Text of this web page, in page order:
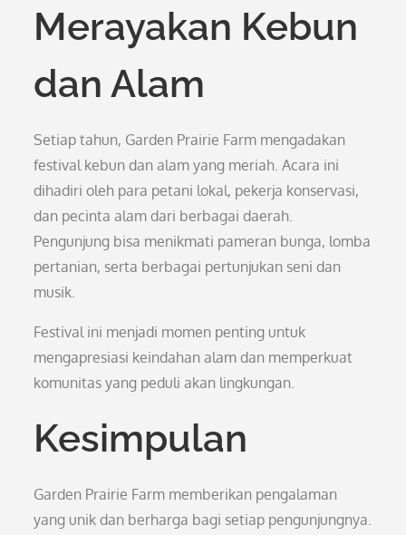
Merayakan Kebun
dan Alam
Setiap tahun, Garden Prairie Farm mengadakan
festival kebun dan alam yang meriah. Acara ini
dihadiri oleh para petani lokal, pekerja konservasi,
dan pecinta alam dari berbagai daerah.
Pengunjung bisa menikmati pameran bunga, lomba
pertanian, serta berbagai pertunjukan seni dan
musik.
Festival ini menjadi momen penting untuk
mengapresiasi keindahan alam dan memperkuat
komunitas yang peduli akan lingkungan.
Kesimpulan
Garden Prairie Farm memberikan pengalaman
yang unik dan berharga bagi setiap pengunjungnya.